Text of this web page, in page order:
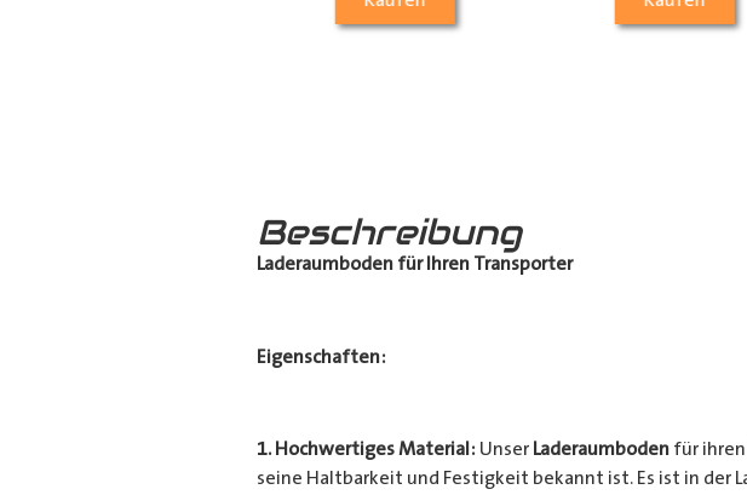
Beschreibung
Laderaumboden für Ihren Transporter
Eigenschaften:
1. Hochwertiges Material: Unser Laderaumbodenfür ihren
seine Haltbarkeit und Festigkeit bekannt ist. Es ist in der